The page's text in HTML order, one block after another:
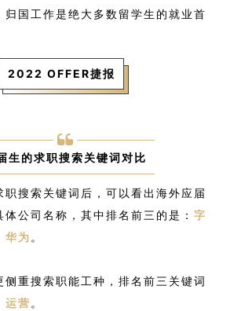
归国工作是绝大多数留学生的就业首
2022 OFFER捷报
生的求职搜索关键词对比
职搜索关键词后，可以看出海外应届
公司名称，其中排名前三的是： 字
华为 。
侧重搜索职能工种，排名前三关键词
运营 。